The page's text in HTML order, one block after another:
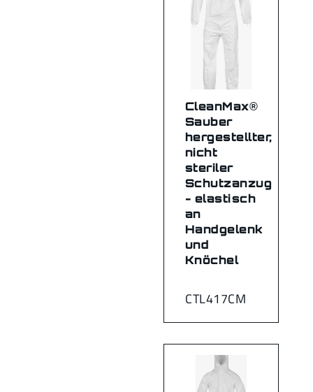
CTL417CM
CleanMax®
Sauber
hergestellter,
nicht
steriler
Schutzanzug
- elastisch
an
Handgelenk
und
Knöchel